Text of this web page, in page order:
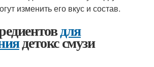
изменить его вкус и состав.
для
детокс смузи